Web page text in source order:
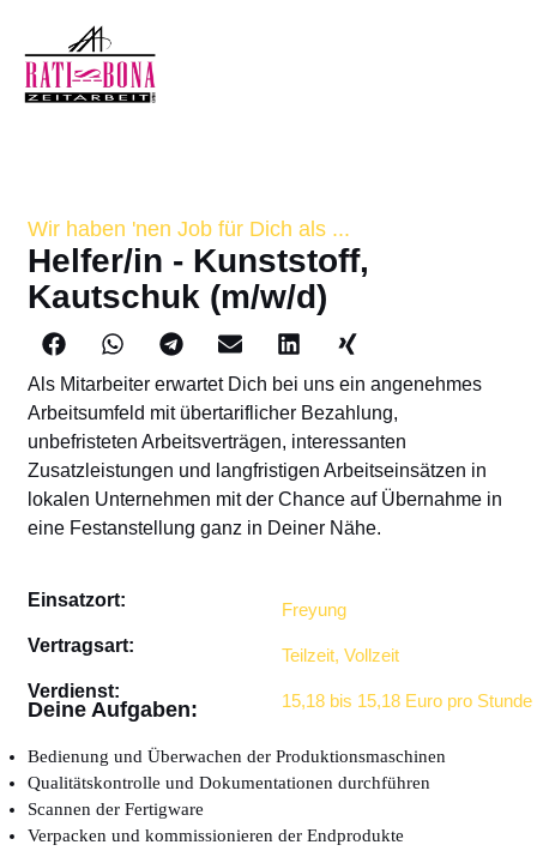
Wir haben 'nen Job für Dich als ...
Helfer/in - Kunststoff,
Kautschuk (m/w/d)
Als Mitarbeiter erwartet Dich bei uns ein angenehmes
Arbeitsumfeld mit übertariflicher Bezahlung,
unbefristeten Arbeitsverträgen, interessanten
Zusatzleistungen und langfristigen Arbeitseinsätzen in
lokalen Unternehmen mit der Chance auf Übernahme in
eine Festanstellung ganz in Deiner Nähe.
Einsatzort:
Freyung
Vertragsart:
Teilzeit, Vollzeit
Verdienst:
15,18 bis 15,18 Euro pro Stunde
Deine Aufgaben:
Bedienung und Überwachen der Produktionsmaschinen
Qualitätskontrolle und Dokumentationen durchführen
Scannen der Fertigware
Verpacken und kommissionieren der Endprodukte